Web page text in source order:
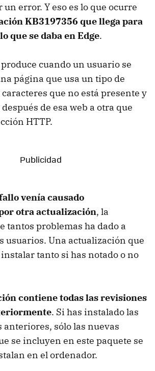
error. Y eso es lo que ocurre
KB3197356 que llega para
que se daba en Edge.
cuando un usuario se
página que usa un tipo de
que no está presente y
de esa web a otra que
HTTP.
venía causado
otra actualización, la
tantos problemas ha dado a
usuarios. Una actualización que
tanto si has notado o no
contiene todas las revisiones
. Si has instalado las
anteriores, sólo las nuevas
se incluyen en este paquete se
en el ordenador.